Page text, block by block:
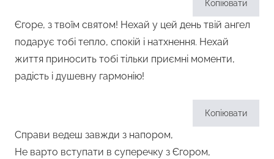
Копіювати
Єгоре, з твоїм святом! Нехай у цей день твій ангел
подарує тобі тепло, спокій і натхнення. Нехай
життя приносить тобі тільки приємні моменти,
радість і душевну гармонію!
Копіювати
Справи ведеш завжди з напором,
Не варто вступати в суперечку з Єгором,